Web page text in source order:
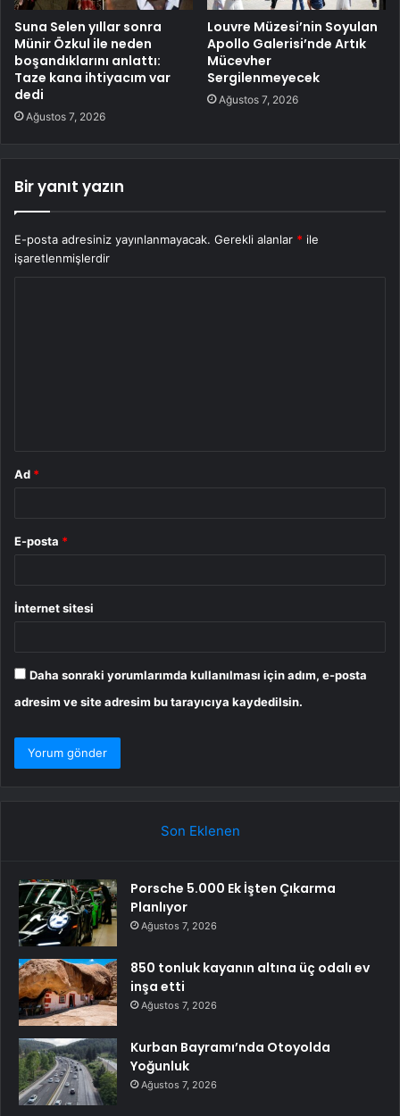
Suna Selen yıllar sonra
Münir Özkul ile neden
boşandıklarını anlattı:
Taze kana ihtiyacım var
dedi
Ağustos 7, 2026
Louvre Müzesi’nin Soyulan
Apollo Galerisi’nde Artık
Mücevher
Sergilenmeyecek
Ağustos 7, 2026
Bir yanıt yazın
E-posta adresiniz yayınlanmayacak. Gerekli alanlar * ile
işaretlenmişlerdir
Ad *
E-posta *
İnternet sitesi
Daha sonraki yorumlarımda kullanılması için adım, e-posta
adresim ve site adresim bu tarayıcıya kaydedilsin.
Son Eklenen
Porsche 5.000 Ek İşten Çıkarma
Planlıyor
Ağustos 7, 2026
850 tonluk kayanın altına üç odalı ev
inşa etti
Ağustos 7, 2026
Kurban Bayramı’nda Otoyolda
Yoğunluk
Ağustos 7, 2026